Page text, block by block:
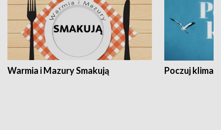
Warmia i Mazury Smakują Poczuj klimat